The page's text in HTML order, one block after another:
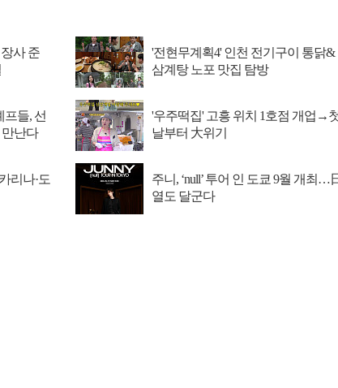
사 준
'전현무계획4' 인천 전기구이 통닭&
삼계탕 노포 맛집 탐방
프들, 선
난다
'우주떡집' 고흥 위치 1호점 개업→
날부터 大위기
리나·도
주니, ‘null’ 투어 인 도쿄 9월 개최…
열도 달군다